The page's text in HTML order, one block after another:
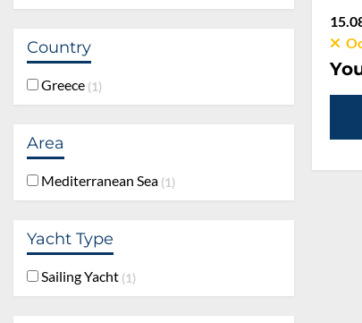
Country
Greece 1
Area
Mediterranean Sea 1
Yacht Type
Sailing Yacht 1